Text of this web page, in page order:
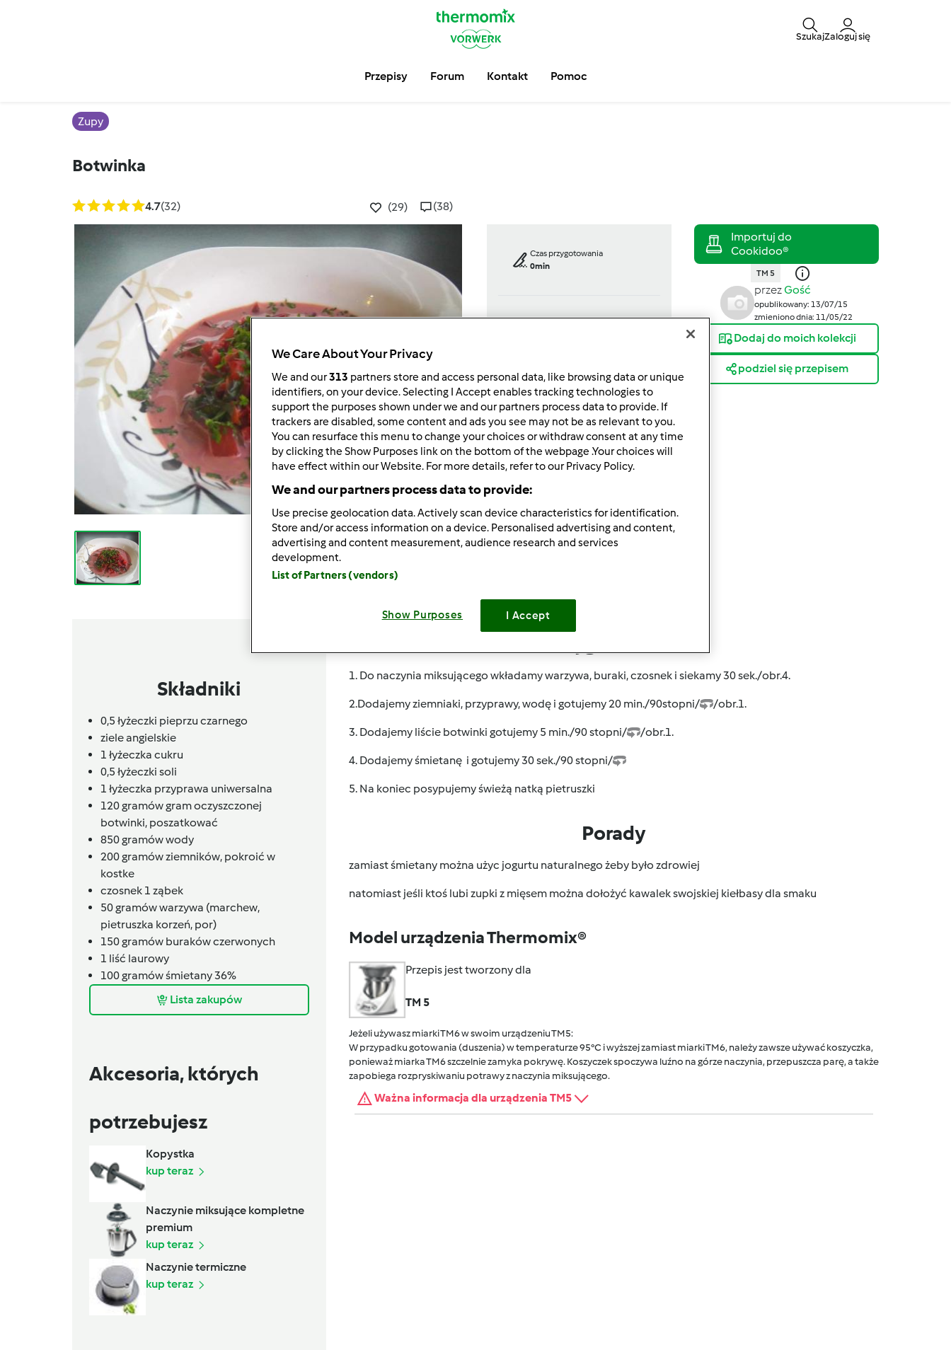
SzukajZaloguj się
Przepisy Forum Kontakt Pomoc
Zupy
Botwinka
4.7(32) (29) (38)
Czas przygotowania
0min
porcja/porcje/porcji
4porcja/porcje/porcji
Poziom
TM 5
przezGość
opublikowany: 13/07/15
zmieniono dnia: 11/05/22
Dodaj do moich kolekcji
podziel się przepisem
Składniki
0,5 łyżeczki pieprzu czarnego
ziele angielskie
1 łyżeczka cukru
0,5 łyżeczki soli
1 łyżeczka przyprawa uniwersalna
120gramówgram oczyszczonej
botwinki, poszatkować
850gramówwody
200gramówziemników, pokroić w
kostke
czosnek 1 ząbek
50gramówwarzywa (marchew,
pietruszka korzeń, por)
150gramów buraków czerwonych
1 liść laurowy
100gramówśmietany 36%
Lista zakupów
Akcesoria, których
potrzebujesz
Kopystka
kup teraz
Naczynie miksujące kompletne
premium
kup teraz
Naczynie termiczne
kup teraz
1. Do naczynia miksującego wkładamy warzywa, buraki, czosnek i siekamy 30 sek./obr.4.
2.Dodajemy ziemniaki, przyprawy, wodę i gotujemy 20 min./90stopni/ /obr.1.
3. Dodajemy liście botwinki gotujemy 5 min./90 stopni/ /obr.1.
4. Dodajemy śmietanę i gotujemy 30 sek./90 stopni/
5. Na koniec posypujemy świeżą natką pietruszki
Porady
zamiast śmietany można użyc jogurtu naturalnego żeby było zdrowiej
natomiast jeśli ktoś lubi zupki z mięsem można dołożyć kawalek swojskiej kiełbasy dla smaku
Model urządzenia Thermomix®
Przepis jest tworzony dla
TM 5
Jeżeli używasz miarki TM6 w swoim urządzeniu TM5:
W przypadku gotowania (duszenia) w temperaturze 95°C i wyższej zamiast miarki TM6, należy zawsze używać koszyczka,
ponieważ miarka TM6 szczelnie zamyka pokrywę. Koszyczek spoczywa luźno na górze naczynia, przepuszcza parę, a także
zapobiega rozpryskiwaniu potrawy z naczynia miksującego.
Ważna informacja dla urządzenia TM5
We Care About Your Privacy
We and our313 partners store and access personal data, like browsing data or unique
identifiers, on your device. Selecting I Accept enables tracking technologies to
support the purposes shown under we and our partners process data to provide. If
trackers are disabled, some content and ads you see may not be as relevant to you.
You can resurface this menu to change your choices or withdraw consent at any time
by clicking the Show Purposes link on the bottom of the webpage .Your choices will
have effect within our Website. For more details, refer to our Privacy Policy.
We and our partners process data to provide:
Use precise geolocation data. Actively scan device characteristics for identification.
Store and/or access information on a device. Personalised advertising and content,
advertising and content measurement, audience research and services
development.
List of Partners (vendors)
Show Purposes I Accept